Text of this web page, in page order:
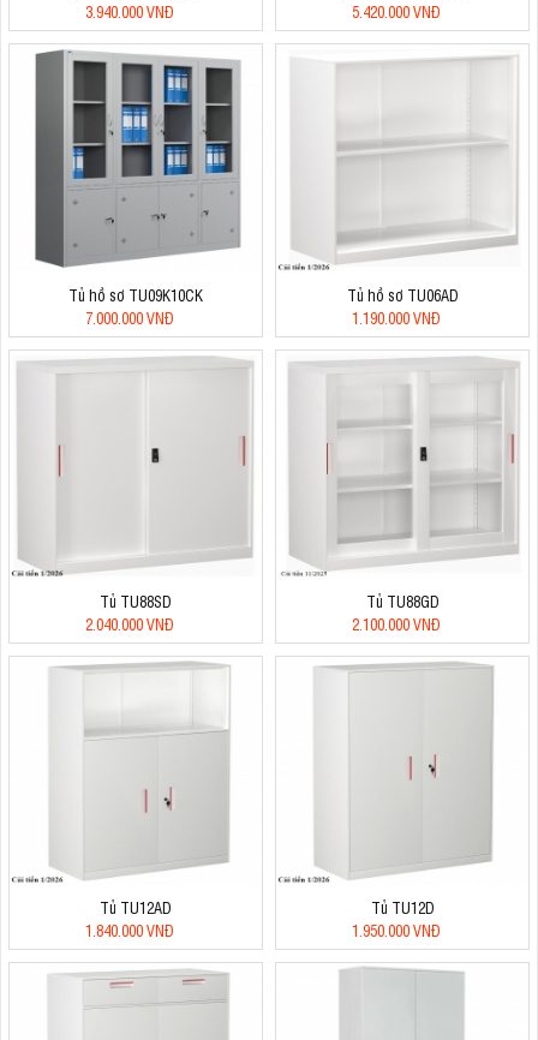
3.940.000 VNĐ
5.420.000 VNĐ
Tủ hồ sơ TU09K10CK
7.000.000 VNĐ
Tủ hồ sơ TU06AD
1.190.000 VNĐ
Tủ TU88SD
2.040.000 VNĐ
Tủ TU88GD
2.100.000 VNĐ
Tủ TU12AD
1.840.000 VNĐ
Tủ TU12D
1.950.000 VNĐ